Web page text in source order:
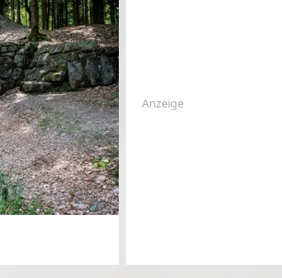
Anzeige